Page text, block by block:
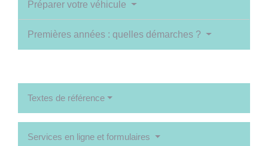
Préparer votre véhicule
Premières années : quelles démarches ?
Textes de référence
Services en ligne et formulaires